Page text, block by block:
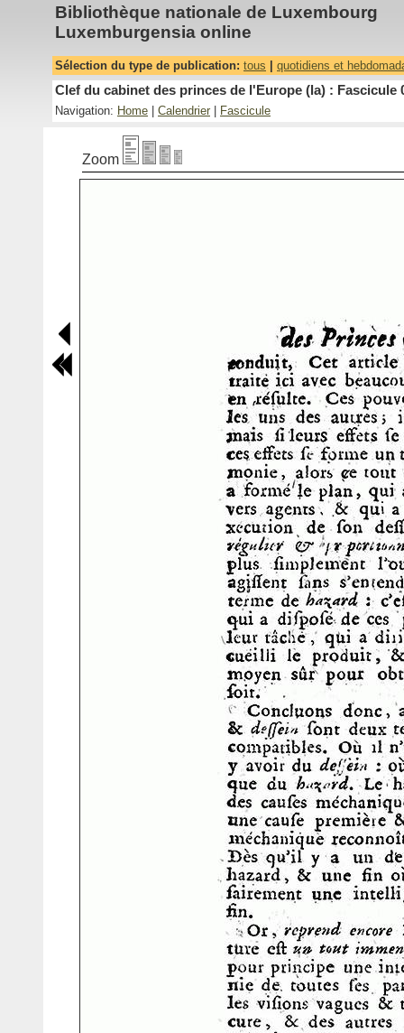
Bibliothèque nationale de Luxembourg
Luxemburgensia online
Sélection du type de publication: tous quotidiens et
Clef du cabinet des princes de l'Europe (la) : Fascicule
Navigation: Home Calendrier Fascicule
Zoom